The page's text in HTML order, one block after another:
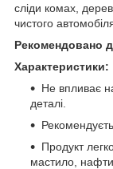
сліди комах,
чистого
Рекомендовано
Характеристики:
Не впливає
деталі.
Продукт
мастило,